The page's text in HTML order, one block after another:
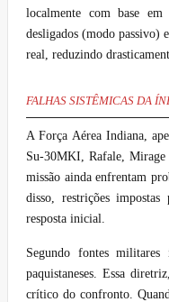
localmente com base em
desligados (modo passivo)
real, reduzindo
FALHAS SISTÊMICAS DA
A Força Aérea Indiana,
Su-30MKI, Rafale, Mirage
missão ainda enfrentam
disso, restrições
resposta inicial.
Segundo fontes
paquistaneses. Essa
crítico do confronto.